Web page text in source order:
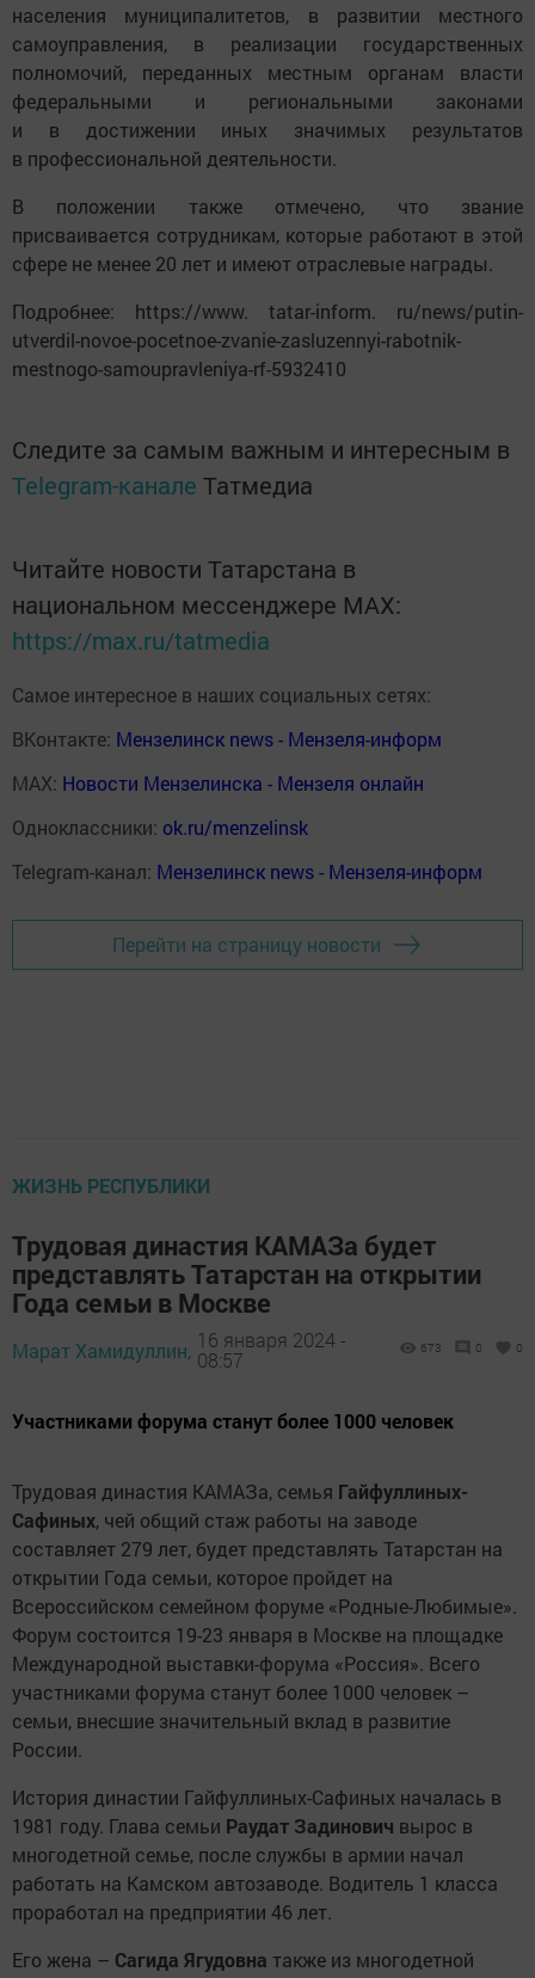
населения муниципалитетов, в развитии местного
самоуправления, в реализации государственных
полномочий, переданных местным органам власти
федеральными и региональными законами
и в достижении иных значимых результатов
в профессиональной деятельности.
В положении также отмечено, что звание
присваивается сотрудникам, которые работают в этой
сфере не менее 20 лет и имеют отраслевые награды.
Подробнее: https://www. tatar-inform. ru/news/putin-
utverdil-novoe-pocetnoe-zvanie-zasluzennyi-rabotnik-
mestnogo-samoupravleniya-rf-5932410
Следите за самым важным и интересным в
Telegram-канале Татмедиа
Читайте новости Татарстана в
национальном мессенджере MАХ:
https://max.ru/tatmedia
Самое интересное в наших социальных сетях:
ВКонтакте: Мензелинск news - Мензеля-информ
MAX: Новости Мензелинска - Мензеля онлайн
Одноклассники: ok.ru/menzelinsk
Telegram-канал: Мензелинск news - Мензеля-информ
Перейти на страницу новости
ЖИЗНЬ РЕСПУБЛИКИ
Трудовая династия КАМАЗа будет
представлять Татарстан на открытии
Года семьи в Москве
Марат Хамидуллин, 16 января 2024 -
08:57
673 0 0
Участниками форума станут более 1000 человек
Трудовая династия КАМАЗа, семья Гайфуллиных-
Сафиных, чей общий стаж работы на заводе
составляет 279 лет, будет представлять Татарстан на
открытии Года семьи, которое пройдет на
Всероссийском семейном форуме «Родные-Любимые».
Форум состоится 19-23 января в Москве на площадке
Международной выставки-форума «Россия». Всего
участниками форума станут более 1000 человек –
семьи, внесшие значительный вклад в развитие
России.
История династии Гайфуллиных-Сафиных началась в
1981 году. Глава семьи Раудат Задинович вырос в
многодетной семье, после службы в армии начал
работать на Камском автозаводе. Водитель 1 класса
проработал на предприятии 46 лет.
Его жена – Сагида Ягудовна также из многодетной